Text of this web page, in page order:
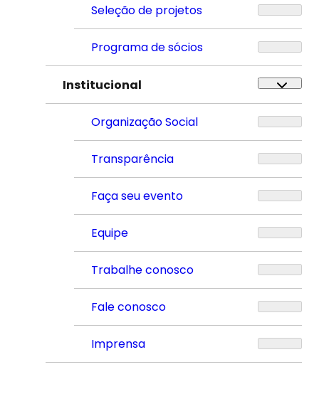
Seleção de projetos
Programa de sócios
Institucional
Organização Social
Transparência
Faça seu evento
Equipe
Trabalhe conosco
Fale conosco
Imprensa